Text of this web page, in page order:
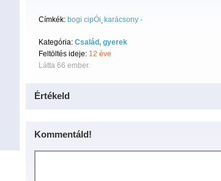
Címkék: bogi cipÓi karácsony -
Kategória: Család, gyerek
Feltöltés ideje: 12 éve
Látta 66 ember.
Értékeld
Kommentáld!